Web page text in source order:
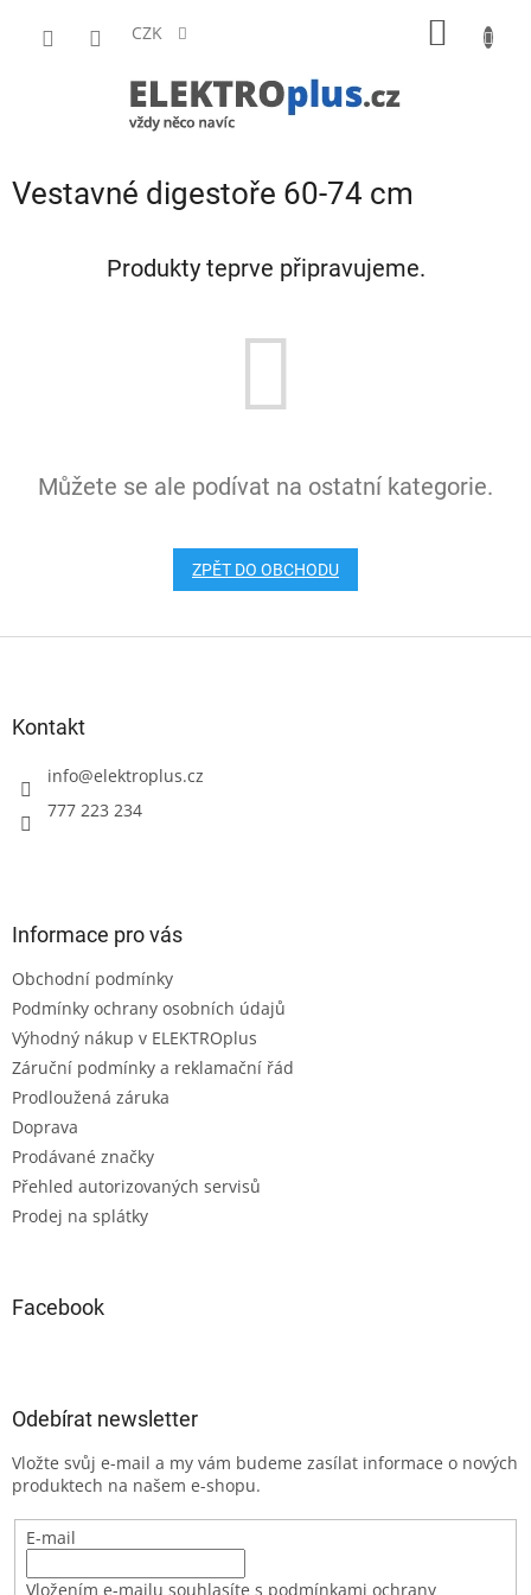
CZK
Vestavné digestoře 60-74 cm
Produkty teprve připravujeme.
Můžete se ale podívat na ostatní kategorie.
ZPĚT DO OBCHODU
Kontakt
info@elektroplus.cz
777 223 234
Informace pro vás
Obchodní podmínky
Podmínky ochrany osobních údajů
Výhodný nákup v ELEKTROplus
Záruční podmínky a reklamační řád
Prodloužená záruka
Doprava
Prodávané značky
Přehled autorizovaných servisů
Prodej na splátky
Facebook
Odebírat newsletter
Vložte svůj e-mail a my vám budeme zasílat informace o nových
produktech na našem e-shopu.
E-mail
Vložením e-mailu souhlasíte s podmínkami ochrany